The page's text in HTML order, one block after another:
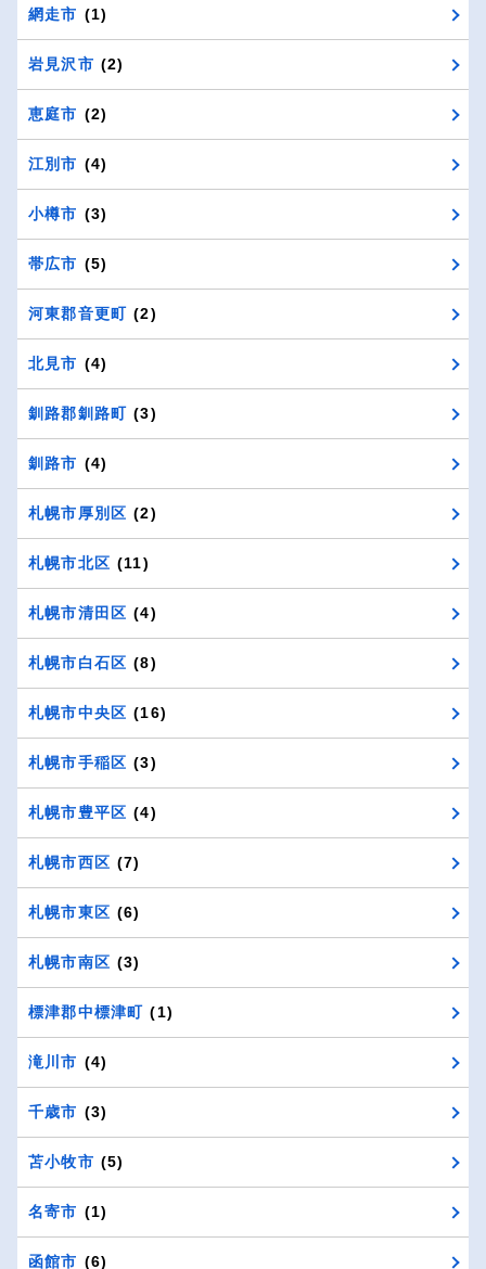
網走市 (1)
岩見沢市 (2)
恵庭市 (2)
江別市 (4)
小樽市 (3)
帯広市 (5)
河東郡音更町 (2)
北見市 (4)
釧路郡釧路町 (3)
釧路市 (4)
札幌市厚別区 (2)
札幌市北区 (11)
札幌市清田区 (4)
札幌市白石区 (8)
札幌市中央区 (16)
札幌市手稲区 (3)
札幌市豊平区 (4)
札幌市西区 (7)
札幌市東区 (6)
札幌市南区 (3)
標津郡中標津町 (1)
滝川市 (4)
千歳市 (3)
苫小牧市 (5)
名寄市 (1)
函館市 (6)